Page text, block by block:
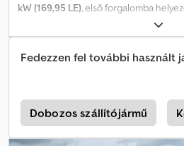
kW (169,95 LE), első forgalomba
, össztömeg:
(TÜV):07/2027, szín:fehér, hajtástípus:
osztály:
Euro 6 , ülések száma: , raktér
,
központi zár, légkondicionálás,
WhatsUp/Viber alkalmazáson
Dbs Abisr A főbb felszerelések a
multimédiás rendszer, multifunkciós
Fedezzen fel további használt
Dobozos szállítójármű